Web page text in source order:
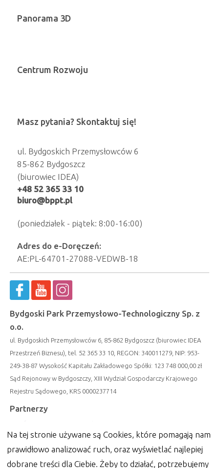
Panorama 3D
Centrum Rozwoju
Masz pytania? Skontaktuj się!
ul. Bydgoskich Przemysłowców 6
85-862 Bydgoszcz
(biurowiec IDEA)
+48 52 365 33 10
biuro@bppt.pl
(poniedziałek - piątek: 8:00-16:00)
Adres do e-Doręczeń:
AE:PL-64701-27088-VEDWB-18
Bydgoski Park Przemysłowo-Technologiczny Sp. z
o.o.
ul. Bydgoskich Przemysłowców 6, 85-862 Bydgoszcz (biurowiec IDEA
Przestrzeń Biznesu), tel. 52 365 33 10, REGON: 340011279, NIP: 953-
249-38-87 Wysokość Kapitału Zakładowego Spółki: 123 748 000,00 zł
Sąd Rejonowy w Bydgoszczy, XIII Wydział Gospodarczy Krajowego
Rejestru Sądowego, KRS 0000237714
Partnerzy
Na tej stronie używane są Cookies, które pomagają nam
prawidłowo analizować ruch, oraz wyświetlać najlepiej
dobrane treści dla Ciebie. Żeby to działać, potrzebujemy